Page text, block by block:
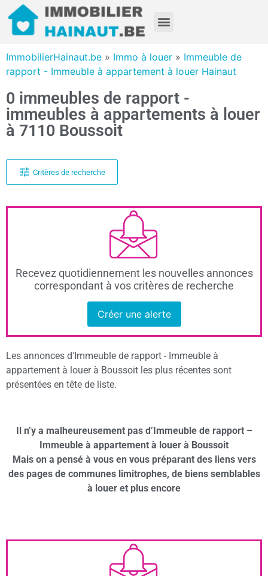
ImmobilierHainaut.be » Immo à louer » Immeuble de
rapport - Immeuble à appartement à louer Hainaut
0 immeubles de rapport -
immeubles à appartements à louer
à 7110 Boussoit
Critères de recherche
Recevez quotidiennement les nouvelles annonces
correspondant à vos critères de recherche
Créer une alerte
Les annonces d'Immeuble de rapport - Immeuble à
appartement à louer à Boussoit les plus récentes sont
présentées en tête de liste.
Il n’y a malheureusement pas d’Immeuble de rapport –
Immeuble à appartement à louer à Boussoit
Mais on a pensé à vous en vous préparant des liens vers
des pages de communes limitrophes, de biens semblables
à louer et plus encore